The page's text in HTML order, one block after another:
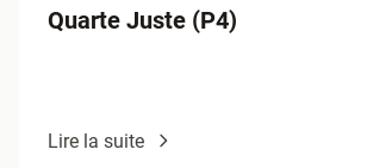
Quarte Juste (P4)
Lire la suite